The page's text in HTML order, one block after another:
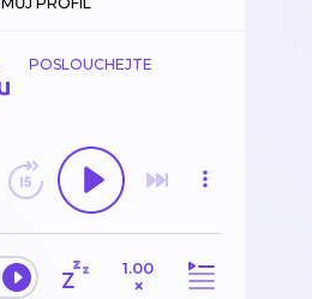
POSLOUCHEJTE
1.00
×